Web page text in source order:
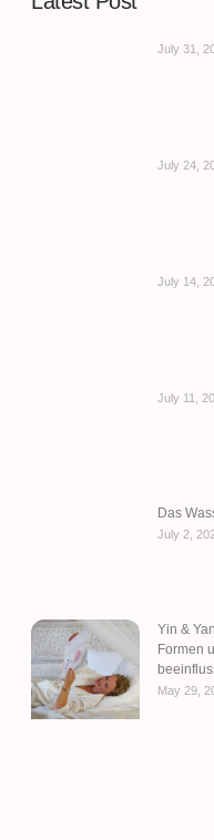
July 31,
July 24,
July 14,
July 11,
Das
July 2,
Yin &
Formen
May 29,